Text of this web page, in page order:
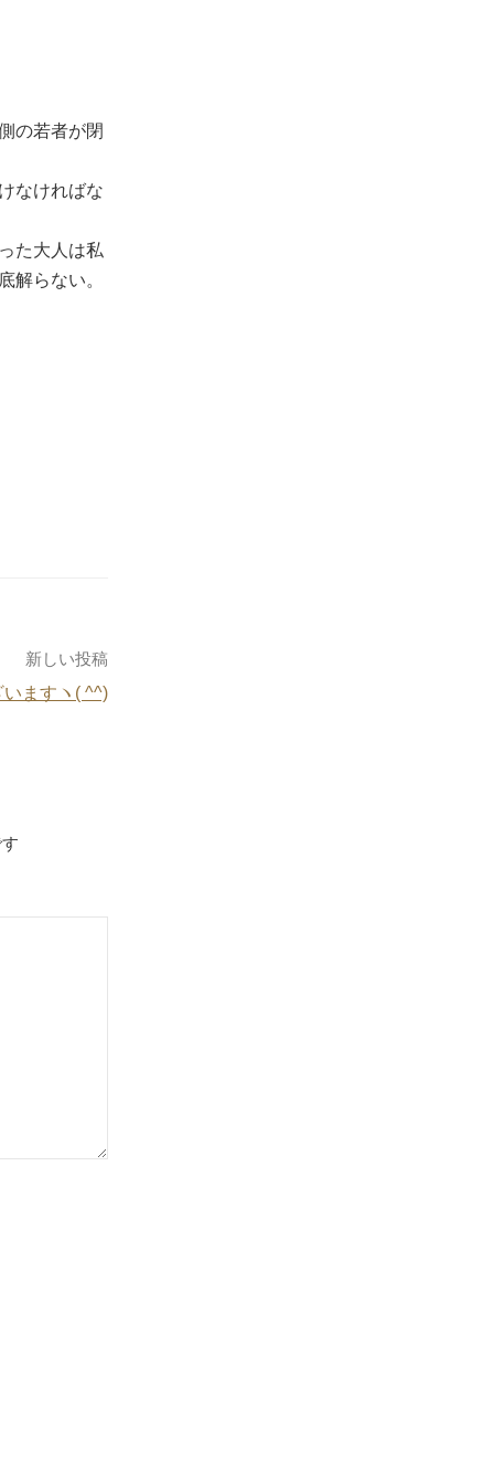
の若者が閉
なければな
た大人は私
解らない。
新しい投稿
ますヽ( ^^)